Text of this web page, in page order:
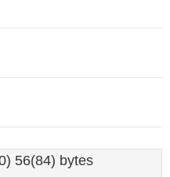
56(84) bytes